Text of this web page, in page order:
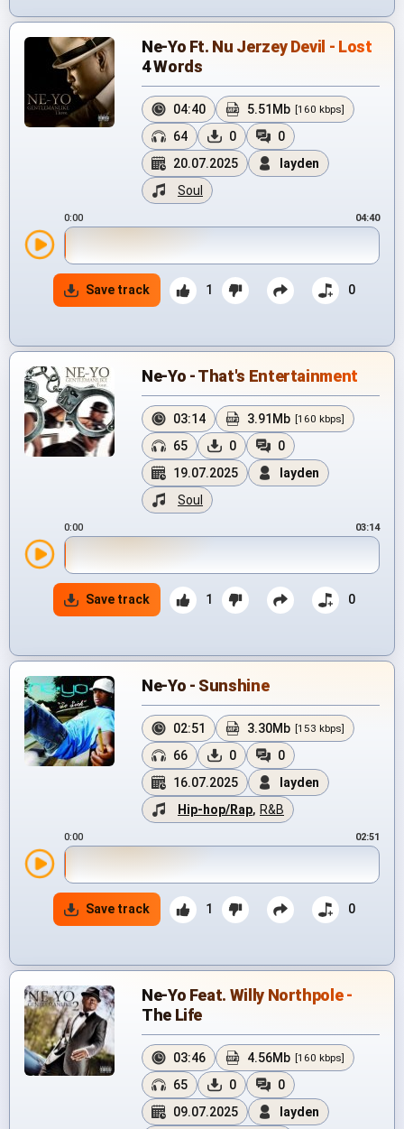
Ne-Yo Ft. Nu Jerzey Devil - Lost
4 Words
04:40 5.51Mb [160 kbps]
64 0
0
20.07.2025
layden
Soul
0:00 04:40
Save track 1 0
Ne-Yo - That's Entertainment
03:14 3.91Mb [160 kbps]
65 0
0
19.07.2025
layden
Soul
0:00 03:14
Save track 1 0
Ne-Yo - Sunshine
02:51 3.30Mb [153 kbps]
66 0
0
16.07.2025
layden
Hip-hop/Rap, R&B
0:00 02:51
Save track 1 0
Ne-Yo Feat. Willy Northpole -
The Life
03:46 4.56Mb [160 kbps]
65 0
0
09.07.2025
layden